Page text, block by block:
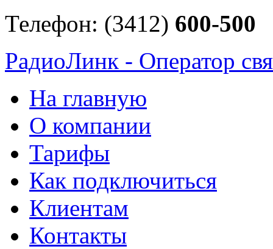
Телефон: (3412) 600-500
РадиоЛинк - Оператор
На главную
О компании
Тарифы
Как подключиться
Клиентам
Контакты